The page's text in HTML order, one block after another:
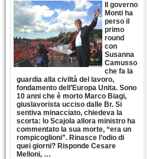
Il governo
Monti ha
perso il
primo
round
con
Susanna
Camusso
che fa la
guardia alla civiltà del lavoro,
fondamento dell’Europa Unita. Sono
10 anni che è morto Marco Biagi,
giuslavorista ucciso dalle Br. Si
sentiva minacciato, chiedeva la
scorta: lo Scajola allora ministro ha
commentato la sua morte, “era un
rompicoglioni”. Rinasce l’odio di
quei giorni? Risponde Cesare
Melloni, …